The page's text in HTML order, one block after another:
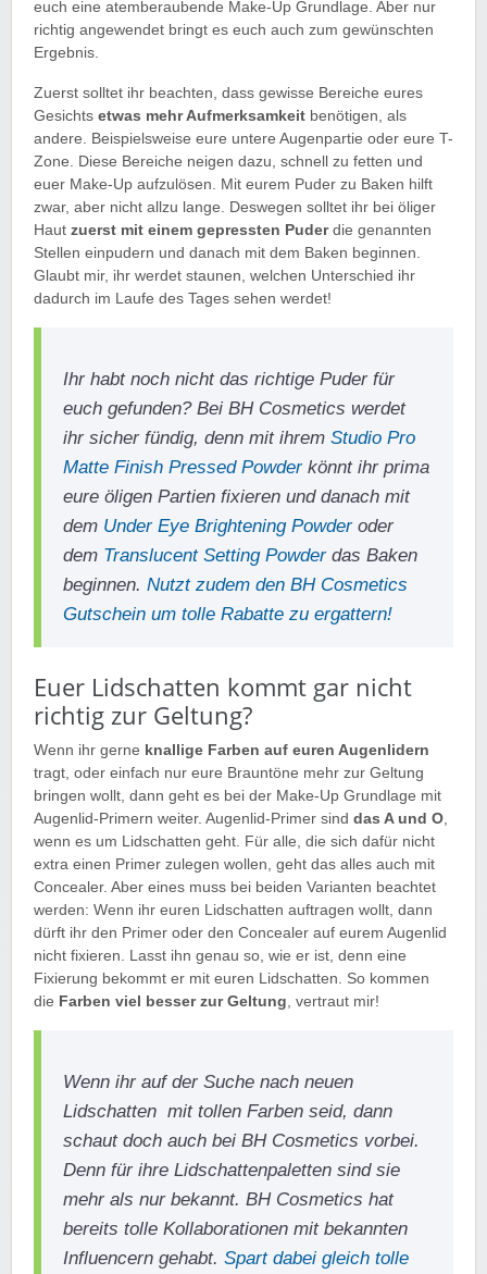
euch eine atemberaubende Make-Up Grundlage. Aber nur
richtig angewendet bringt es euch auch zum gewünschten
Ergebnis.
Zuerst solltet ihr beachten, dass gewisse Bereiche eures
Gesichts etwas mehr Aufmerksamkeit benötigen, als
andere. Beispielsweise eure untere Augenpartie oder eure T-
Zone. Diese Bereiche neigen dazu, schnell zu fetten und
euer Make-Up aufzulösen. Mit eurem Puder zu Baken hilft
zwar, aber nicht allzu lange. Deswegen solltet ihr bei öliger
Haut zuerst mit einem gepressten Puderdie genannten
Stellen einpudern und danach mit dem Baken beginnen.
Glaubt mir, ihr werdet staunen, welchen Unterschied ihr
dadurch im Laufe des Tages sehen werdet!
Ihr habt noch nicht das richtige Puder für
euch gefunden? Bei BH Cosmetics werdet
ihr sicher fündig, denn mit ihremStudio Pro
Matte Finish Pressed Powderkönnt ihr prima
eure öligen Partien fixieren und danach mit
dem Under Eye Brightening Powderoder
dem Translucent Setting Powderdas Baken
beginnen.Nutzt zudem den BH Cosmetics
Gutschein um tolle Rabatte zu ergattern!
Euer Lidschatten kommt gar nicht
richtig zur Geltung?
Wenn ihr gerne knallige Farben auf euren Augenlidern
tragt, oder einfach nur eure Brauntöne mehr zur Geltung
bringen wollt, dann geht es bei der Make-Up Grundlage mit
Augenlid-Primern weiter. Augenlid-Primer sind das A und O,
wenn es um Lidschatten geht. Für alle, die sich dafür nicht
extra einen Primer zulegen wollen, geht das alles auch mit
Concealer. Aber eines muss bei beiden Varianten beachtet
werden: Wenn ihr euren Lidschatten auftragen wollt, dann
dürft ihr den Primer oder den Concealer auf eurem Augenlid
nicht fixieren. Lasst ihn genau so, wie er ist, denn eine
Fixierung bekommt er mit euren Lidschatten. So kommen
die Farben viel besser zur Geltung, vertraut mir!
Wenn ihr auf der Suche nach neuen
Lidschatten mit tollen Farben seid, dann
schaut doch auch bei BH Cosmetics vorbei.
Denn für ihre Lidschattenpaletten sind sie
mehr als nur bekannt. BH Cosmetics hat
bereits tolle Kollaborationen mit bekannten
Influencern gehabt.Spart dabei gleich tolle